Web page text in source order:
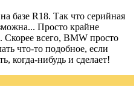
базе R18. Так что серийная
Просто крайне
Скорее всего, BMW просто
что-то подобное, если
когда-нибудь и сделает!